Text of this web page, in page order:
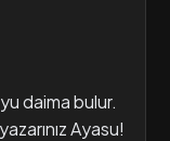
daima bulur.
Ayasu!